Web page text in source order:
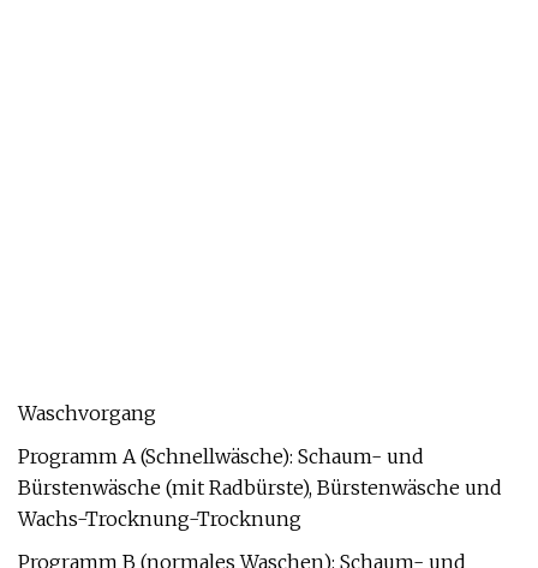
Waschvorgang
Programm A (Schnellwäsche): Schaum- und
Bürstenwäsche (mit Radbürste), Bürstenwäsche und
Wachs-Trocknung-Trocknung
Programm B (normales Waschen): Schaum- und